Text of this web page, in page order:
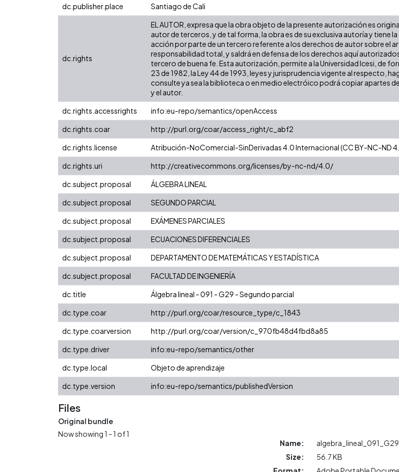
dc.publisher.place
Santiago de Cali
dc.rights
EL AUTOR, expresa que la obra objeto de la presente autorización es
autor de terceros, y de tal forma, la obra es de su exclusiva autoría y tiene
acción por parte de un tercero referente a los derechos de autor sobre el
responsabilidad total, y saldrá en defensa de los derechos aquí
tercero de buena fe. Esta autorización, permite a la Universidad Icesi, de
23 de 1982, la Ley 44 de 1993, leyes y jurisprudencia vigente al respecto,
consulte ya sea la biblioteca o en medio electróico podrá copiar apartes
y el autor.
dc.rights.accessrights info:eu-repo/semantics/openAccess
dc.rights.coar
http://purl.org/coar/access_right/c_abf2
dc.rights.license
Atribución-NoComercial-SinDerivadas 4.0 Internacional (CC BY-NC-ND
dc.rights.uri
http://creativecommons.org/licenses/by-nc-nd/4.0/
dc.subject.proposal
ÁLGEBRA LINEAL
dc.subject.proposal
SEGUNDO PARCIAL
dc.subject.proposal
EXÁMENES PARCIALES
dc.subject.proposal
ECUACIONES DIFERENCIALES
dc.subject.proposal
DEPARTAMENTO DE MATEMÁTICAS Y ESTADÍSTICA
dc.subject.proposal
FACULTAD DE INGENIERÍA
dc.title
Álgebra lineal - 091 - G29 - Segundo parcial
dc.type.coar
http://purl.org/coar/resource_type/c_1843
dc.type.coarversion
http://purl.org/coar/version/c_970fb48d4fbd8a85
dc.type.driver
info:eu-repo/semantics/other
dc.type.local
Objeto de aprendizaje
dc.type.version
info:eu-repo/semantics/publishedVersion
Files
Original bundle
Now showing1 - 1 of 1
Name:
Size:
56.7 KB